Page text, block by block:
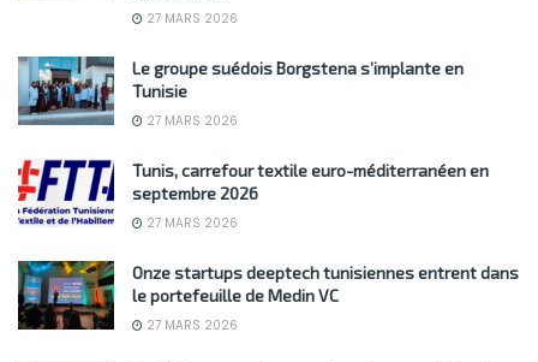
27 MARS 2026
Le groupe suédois Borgstena s’implante en
Tunisie
27 MARS 2026
Tunis, carrefour textile euro-méditerranéen en
septembre 2026
27 MARS 2026
Onze startups deeptech tunisiennes entrent dans
le portefeuille de Medin VC
27 MARS 2026